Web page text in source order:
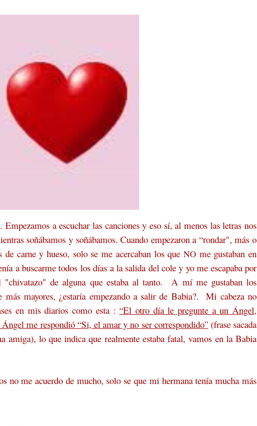
a escuchar las canciones y eso sí, al menos las letras nos
soñábamos y soñábamos. Cuando empezaron a “rondar", más o
de carne y hueso, solo se me acercaban los que NO me gustaban en
a buscarme todos los días a la salida del cole y yo me escapaba por
"chivatazo" de alguna que estaba al tanto. A mí me gustaban los
más mayores, ¿estaría empezando a salir de Babia?. Mi cabeza no
en mis diarios como esta :“El otro día le pregunte a un Ángel,
me respondió “Si, el amar y no ser correspondido”(frase sacada
amiga), lo que indica que realmente estaba fatal, vamos en la Babia
no me acuerdo de mucho, solo se que mi hermana tenía mucha más